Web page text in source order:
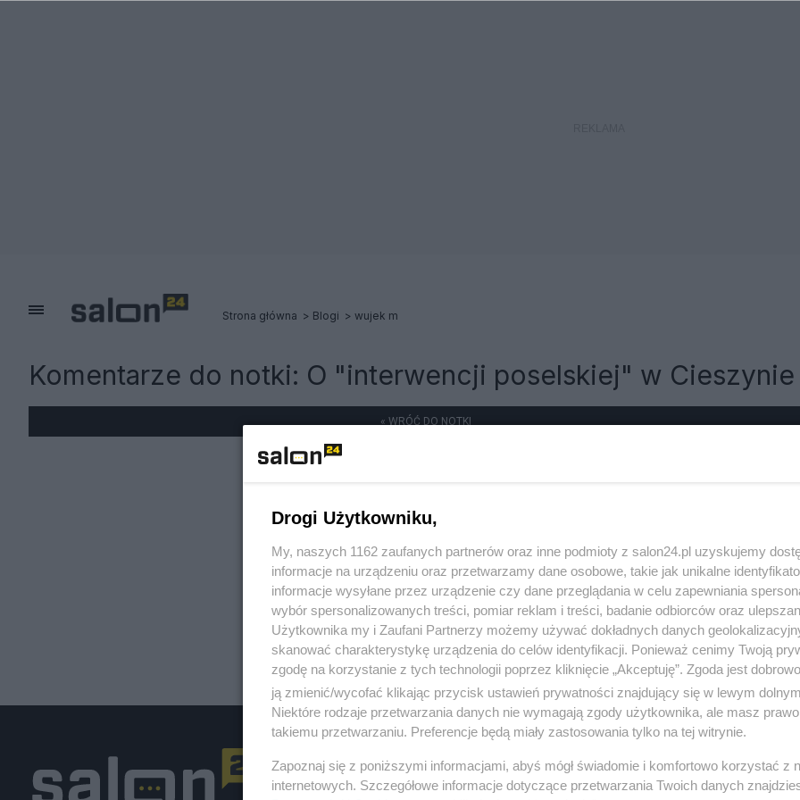
Strona główna Blogi wujek m
Komentarze do notki: O "interwencji poselskiej" w Cieszynie
« WRÓĆ DO NOTKI
Polityka
PiS
Gospodarka
Biznes
Drogi Użytkowniku,
My, naszych 1162 zaufanych partnerów oraz inne podmioty z salon24.pl uzyskujemy
informacje na urządzeniu oraz przetwarzamy dane osobowe, takie jak unikalne
informacje wysyłane przez urządzenie czy dane przeglądania w celu zapewniania
wybór spersonalizowanych treści, pomiar reklam i treści, badanie odbiorców oraz
Użytkownika my i Zaufani Partnerzy możemy używać dokładnych danych
skanować charakterystykę urządzenia do celów identyfikacji. Ponieważ cenimy Twoją
zgodę na korzystanie z tych technologii poprzez kliknięcie „Akceptuję”. Zgoda jest
ją zmienić/wycofać klikając przycisk ustawień prywatności znajdujący się w lewym
Niektóre rodzaje przetwarzania danych nie wymagają zgody użytkownika, ale masz
takiemu przetwarzaniu. Preferencje będą miały zastosowania tylko na tej witrynie.
Zapoznaj się z poniższymi informacjami, abyś mógł świadomie i komfortowo korzystać z
internetowych. Szczegółowe informacje dotyczące przetwarzania Twoich danych